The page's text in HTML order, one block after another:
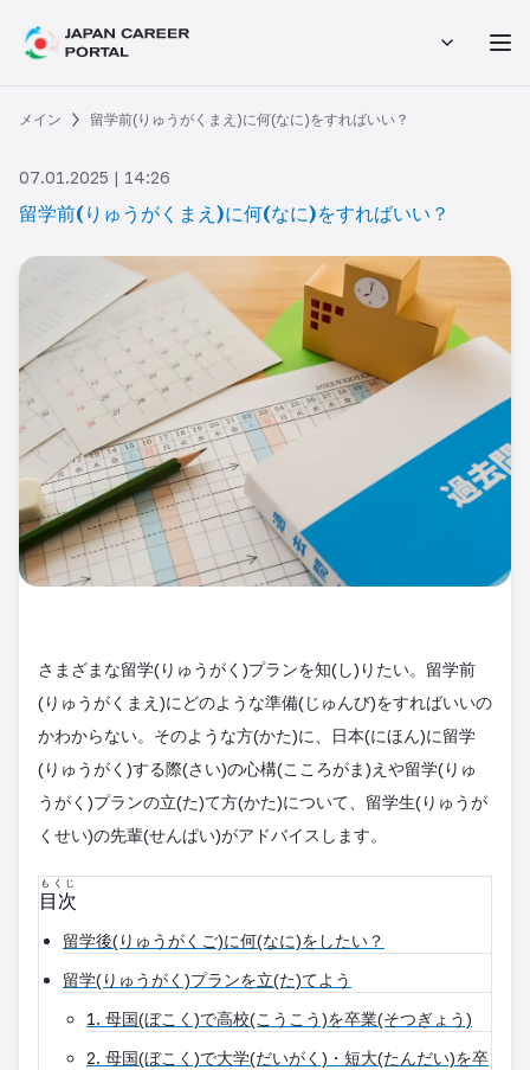
メイン 留学前(りゅうがくまえ)に何(なに)をすればいい？
07.01.2025 | 14:26
留学前(りゅうがくまえ)に何(なに)をすればいい？
さまざまな留学(りゅうがく)プランを知(し)りたい。留学前
(りゅうがくまえ)にどのような準備(じゅんび)をすればいいの
かわからない。そのような方(かた)に、日本(にほん)に留学
(りゅうがく)する際(さい)の心構(こころがま)えや留学(りゅ
うがく)プランの立(た)て方(かた)について、留学生(りゅうが
くせい)の先輩(せんぱい)がアドバイスします。
目次
もくじ
留学後(りゅうがくご)に何(なに)をしたい？
留学(りゅうがく)プランを立(た)てよう
1. 母国(ぼこく)で高校(こうこう)を卒業(そつぎょう)
2. 母国(ぼこく)で大学(だいがく)・短大(たんだい)を卒